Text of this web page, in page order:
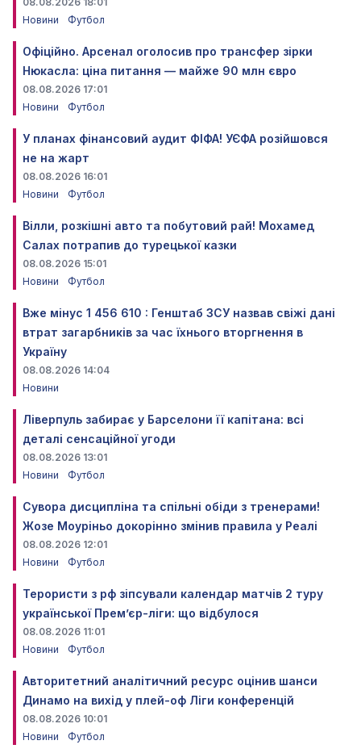
Новини
Футбол
Офіційно. Арсенал оголосив про трансфер зірки
Нюкасла: ціна питання — майже 90 млн євро
08.08.2026 17:01
Новини
Футбол
У планах фінансовий аудит ФІФА! УЄФА розійшовся
не на жарт
08.08.2026 16:01
Новини
Футбол
Вілли, розкішні авто та побутовий рай! Мохамед
Салах потрапив до турецької казки
08.08.2026 15:01
Новини
Футбол
Вже мінус 1 456 610 : Генштаб ЗСУ назвав свіжі дані
втрат загарбників за час їхнього вторгнення в
Україну
08.08.2026 14:04
Новини
Ліверпуль забирає у Барселони її капітана: всі
деталі сенсаційної угоди
08.08.2026 13:01
Новини
Футбол
Сувора дисципліна та спільні обіди з тренерами!
Жозе Моуріньо докорінно змінив правила у Реалі
08.08.2026 12:01
Новини
Футбол
Терористи з рф зіпсували календар матчів 2 туру
української Прем’єр-ліги: що відбулося
08.08.2026 11:01
Новини
Футбол
Авторитетний аналітичний ресурс оцінив шанси
Динамо на вихід у плей-оф Ліги конференцій
08.08.2026 10:01
Новини
Футбол